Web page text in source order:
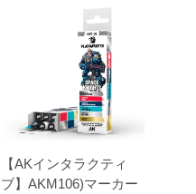
【AKインタラクティ
ブ】AKM106)マーカー